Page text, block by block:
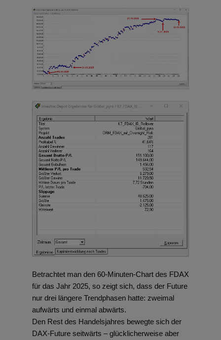
Betrachtet man den 60-Minuten-Chart des FDAX
für das Jahr 2025, so zeigt sich, dass der Future
nur drei längere Trendphasen hatte: zweimal
aufwärts und einmal abwärts.
Den Rest des Handelsjahres bewegte sich der
DAX-Future seitwärts – glücklicherweise aber